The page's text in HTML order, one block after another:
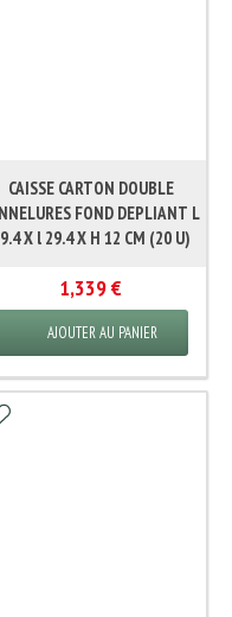
CAISSE CARTON DOUBLE
FOND DEPLIANT L
X l 29.4 X H 12 CM (20 U)
1,339 €
AJOUTER AU PANIER